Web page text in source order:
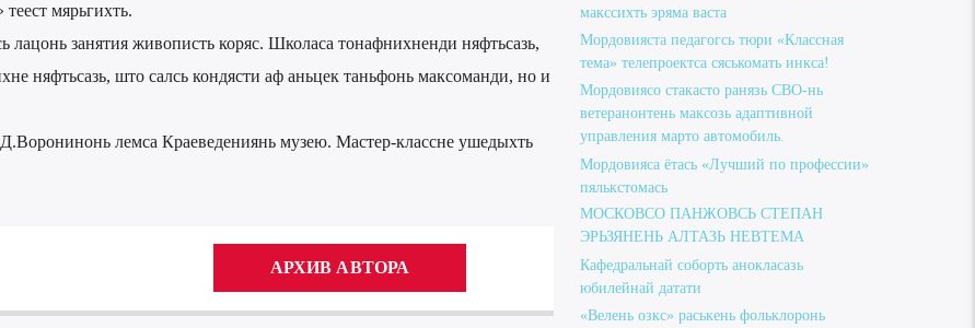
мярьгихть.
лацонь занятия живописть коряс. Школаса тонафнихненди няфтьсазь,
няфтьсазь, што салсь кондясти аф аньцек таньфонь максоманди, но и
лемса Краеведениянь музею. Мастер-классне ушедыхть
АРХИВ АВТОРА
макссихть эряма васта
Мордовияста педагогсь тюри «Классная
тема» телепроектса сяськомать инкса!
Мордовиясо стакасто ранязь СВО-нь
ветеранонтень максозь адаптивной
управления марто автомобиль.
Мордовияса ётась «Лучший по профессии»
пялькстомась
МОСКОВСО ПАНЖОВСЬ СТЕПАН
ЭРЬЗЯНЕНЬ АЛТАЗЬ НЕВТЕМА
Кафедральнай соборть анокласазь
юбилейнай датати
«Велень озкс» раськень фольклоронь